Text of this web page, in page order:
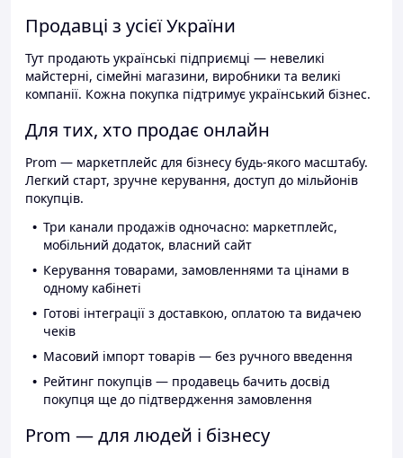
Продавці з усієї України
Тут продають українські підприємці — невеликі
майстерні, сімейні магазини, виробники та великі
компанії. Кожна покупка підтримує український бізнес.
Для тих, хто продає онлайн
Prom — маркетплейс для бізнесу будь-якого масштабу.
Легкий старт, зручне керування, доступ до мільйонів
покупців.
Три канали продажів одночасно: маркетплейс,
мобільний додаток, власний сайт
Керування товарами, замовленнями та цінами в
одному кабінеті
Готові інтеграції з доставкою, оплатою та видачею
чеків
Масовий імпорт товарів — без ручного введення
Рейтинг покупців — продавець бачить досвід
покупця ще до підтвердження замовлення
Prom — для людей і бізнесу